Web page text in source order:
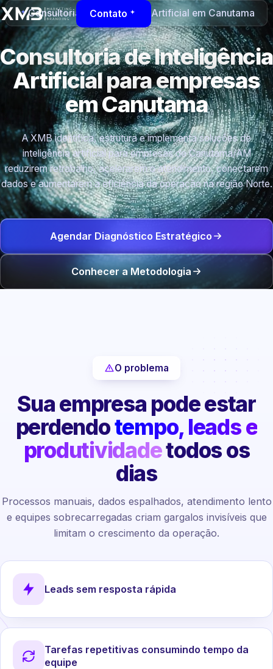
Contato
Consultoria de Inteligência Artificial em Canutama
Consultoria de Inteligência
Artificial para empresas
em Canutama
A XMB identifica, estrutura e implementa soluções de
inteligência artificial para empresas de Canutama/AM
reduzirem retrabalho, acelerarem o atendimento, conectarem
dados e aumentarem a eficiência da operação na região Norte.
Agendar Diagnóstico Estratégico
Conhecer a Metodologia
O problema
Sua empresa pode estar
perdendotempo, leads e
produtividadetodos os
dias
Processos manuais, dados espalhados, atendimento lento
e equipes sobrecarregadas criam gargalos invisíveis que
limitam o crescimento da operação.
Leads sem resposta rápida
Tarefas repetitivas consumindo tempo da
equipe